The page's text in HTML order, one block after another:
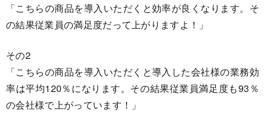
「こちらの商品を導入いただくと効率が良くなります。そ
の結果従業員の満足度だって上がりますよ！」
その2
「こちらの商品を導入いただくと導入した会社様の業務効
率は平均120％になります。その結果従業員満足度も93％
の会社様で上がっています！」